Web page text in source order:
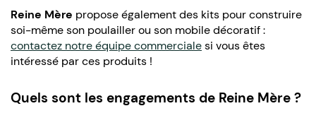
Reine Mère propose également des kits pour construire
soi-même son poulailler ou son mobile décoratif :
contactez notre équipe commercialesi vous êtes
intéressé par ces produits !
Quels sont les engagements de Reine Mère ?